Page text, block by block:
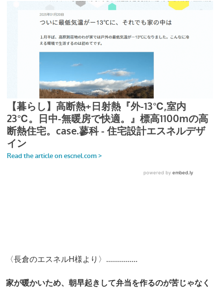
〈長倉のエスネルH様より〉................
家が暖かいため、 朝早起きして弁当を作るのが苦じゃなく